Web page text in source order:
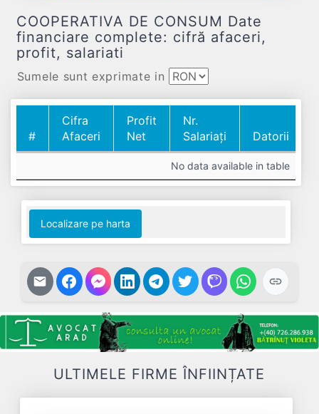
COOPERATIVA DE CONSUM Date
financiare complete: cifră afaceri,
profit, salariati
Sumele sunt exprimate in
#
Cifra
Afaceri
Profit
Net
Nr.
Salariați
Datorii
Afaceri
Net
Nr.
Salariați
Datorii
No data available in table
Localizare pe harta
ULTIMELE FIRME ÎNFIINȚATE